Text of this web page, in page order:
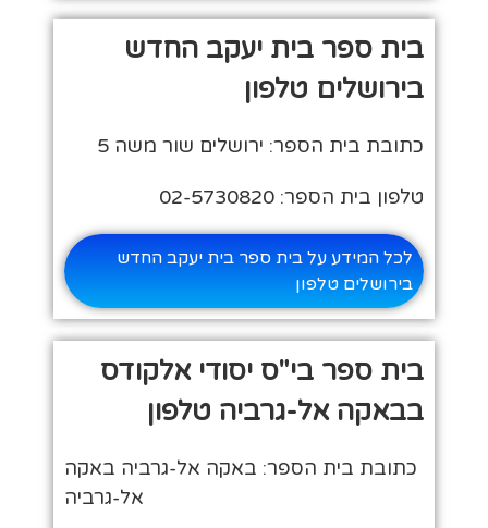
בית ספר בית יעקב החדש
בירושלים טלפון
כתובת בית הספר: ירושלים שור משה 5
טלפון בית הספר: 02-5730820
לכל המידע על בית ספר בית יעקב החדש
בירושלים טלפון
בית ספר בי"ס יסודי אלקודס
בבאקה אל-גרביה טלפון
כתובת בית הספר: באקה אל-גרביה באקה
אל-גרביה